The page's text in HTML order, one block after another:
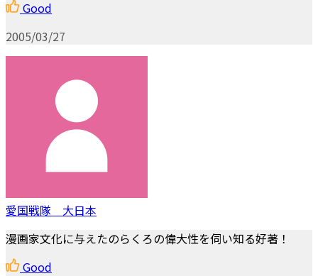
Good
2005/03/27
愛国戦隊 大日本
漫画家文化に与えたのらくろの偉大性を伺い知る好著！
Good